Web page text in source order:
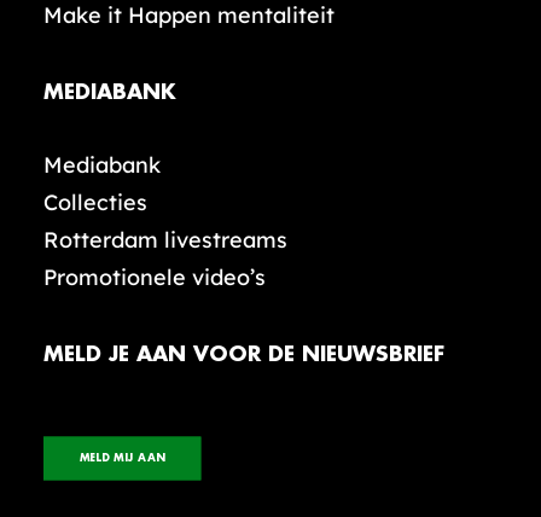
Make it Happen mentaliteit
MEDIABANK
Mediabank
Collecties
Rotterdam livestreams
Promotionele video’s
MELD JE AAN VOOR DE NIEUWSBRIEF
MELD MIJ AAN